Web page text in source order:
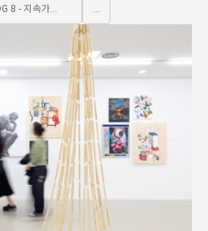
SDG 8 - 지속가능한 경제성장 및 양질의 일자리와 고용보장